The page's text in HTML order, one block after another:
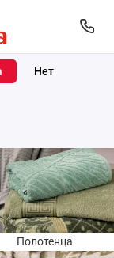
Полотенца